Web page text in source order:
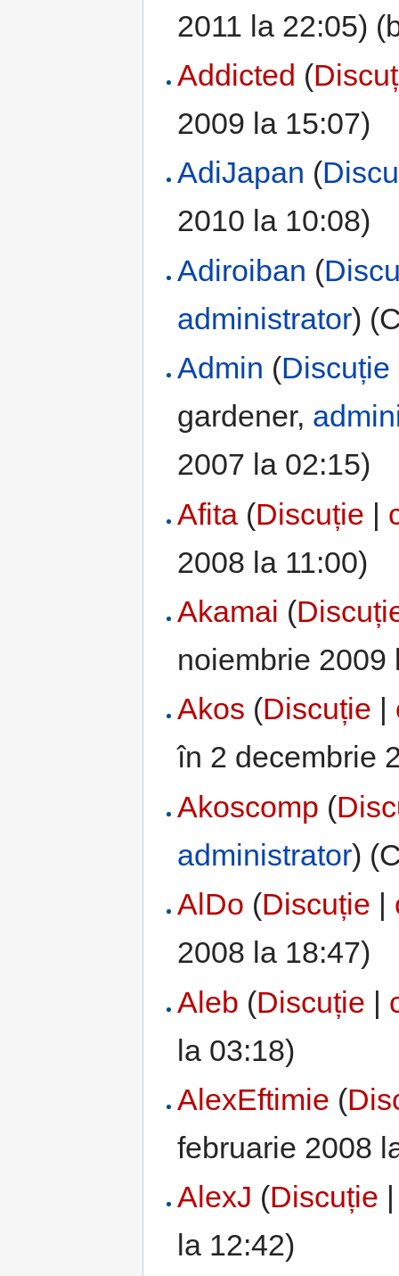
2011 la 22:05)
Addicted (
2009 la 15:07)
AdiJapan (
2010 la 10:08)
Adiroiban (
administrator)
Admin (Discuție
gardener,
2007 la 02:15)
Afita (Discuție |
2008 la 11:00)
Akamai (
noiembrie 2009
Akos (Discuție
în 2 decembrie
Akoscomp (
administrator)
AlDo (Discuție |
2008 la 18:47)
Aleb (Discuție |
la 03:18)
AlexEftimie (
februarie 2008
AlexJ (Discuție
la 12:42)